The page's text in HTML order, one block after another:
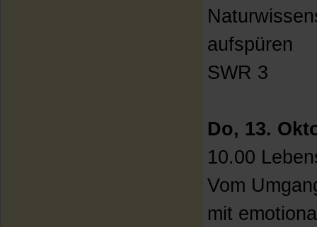
aufspüren
SWR 3
Do, 13.
10.00
Vom
mit